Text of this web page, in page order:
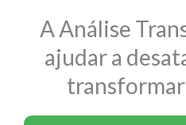
A Análise
ajudar a
transformar